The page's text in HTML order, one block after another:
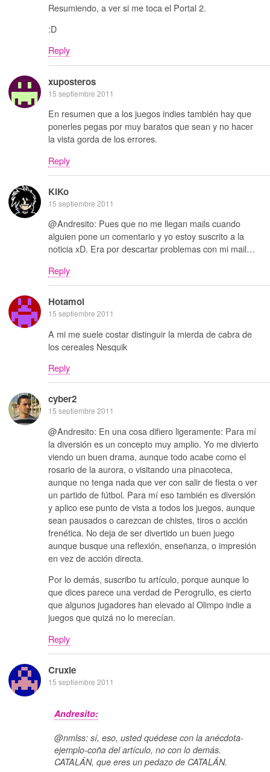
Resumiendo, a ver si me toca el Portal 2.
:D
Reply
xuposteros
15 septiembre 2011
En resumen que a los juegos indies también hay que
ponerles pegas por muy baratos que sean y no hacer
la vista gorda de los errores.
Reply
KiKo
15 septiembre 2011
@Andresito: Pues que no me llegan mails cuando
alguien pone un comentario y yo estoy suscrito a la
noticia xD. Era por descartar problemas con mi mail…
Reply
Hotamol
15 septiembre 2011
A mi me suele costar distinguir la mierda de cabra de
los cereales Nesquik
Reply
cyber2
15 septiembre 2011
@Andresito: En una cosa difiero ligeramente: Para mí
la diversión es un concepto muy amplio. Yo me divierto
viendo un buen drama, aunque todo acabe como el
rosario de la aurora, o visitando una pinacoteca,
aunque no tenga nada que ver con salir de fiesta o ver
un partido de fútbol. Para mí eso también es diversión
y aplico ese punto de vista a todos los juegos, aunque
sean pausados o carezcan de chistes, tiros o acción
frenética. No deja de ser divertido un buen juego
aunque busque una reflexión, enseñanza, o impresión
en vez de acción directa.
Por lo demás, suscribo tu artículo, porque aunque lo
que dices parece una verdad de Perogrullo, es cierto
que algunos jugadores han elevado al Olimpo indie a
juegos que quizá no lo merecían.
Reply
Cruxie
15 septiembre 2011
Andresito:
@nmlss: sí, eso, usted quédese con la anécdota-
ejemplo-coña del artículo, no con lo demás.
CATALÁN, que eres un pedazo de CATALÁN.